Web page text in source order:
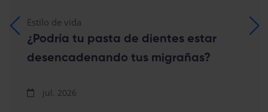
Estilo de vida
¿Podría tu pasta de dientes estar
desencadenando tus migrañas?
jul. 2026